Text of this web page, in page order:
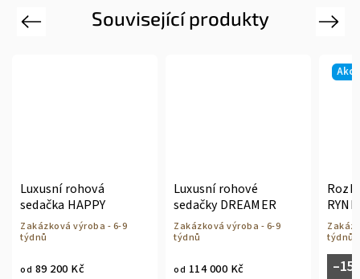
Související produkty
Previous
Luxusní rohová
sedačka HAPPY
Zakázková výroba - 6-9
týdnů
od 89 200 Kč
Luxusní rohové
sedačky DREAMER
Zakázková výroba - 6-9
týdnů
od 114 000 Kč
Akce
spaní
týdnů
–15
Next